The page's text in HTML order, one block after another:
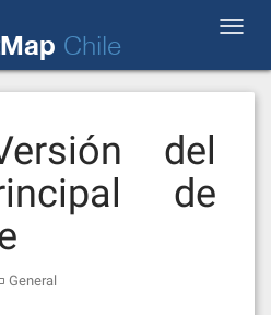
Chile
del
de
General